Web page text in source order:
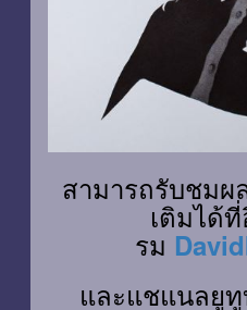
สามารถรับชมผ
เติมได้
รม
และแชแนลยู